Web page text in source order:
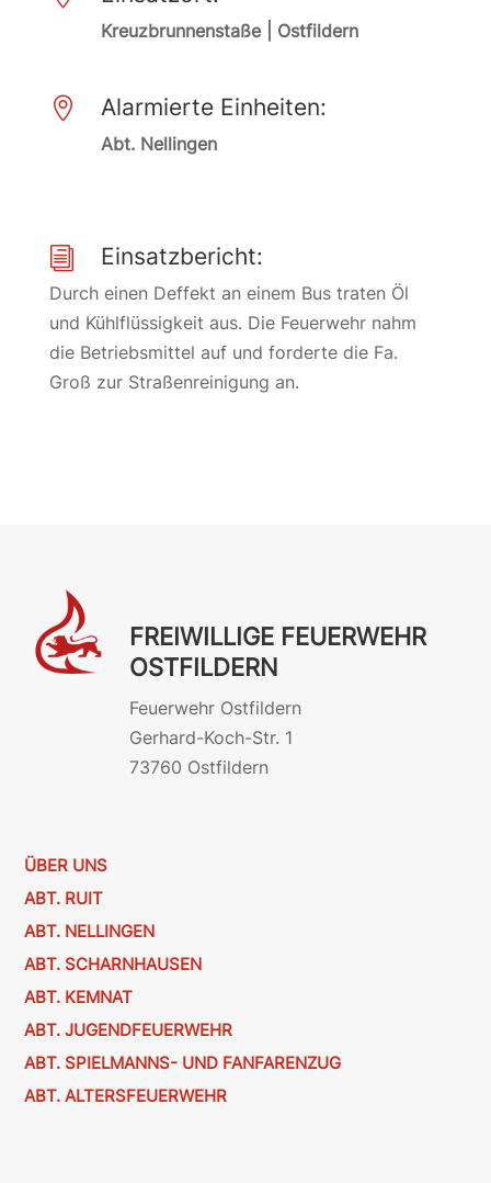
Kreuzbrunnenstaße | Ostfildern
 Alarmierte Einheiten:
Abt. Nellingen
i Einsatzbericht:
Durch einen Deffekt an einem Bus traten Öl
und Kühlflüssigkeit aus. Die Feuerwehr nahm
die Betriebsmittel auf und forderte die Fa.
Groß zur Straßenreinigung an.
FREIWILLIGE FEUERWEHR
OSTFILDERN
Feuerwehr Ostfildern
Gerhard-Koch-Str. 1
73760 Ostfildern
ÜBER UNS
ABT. RUIT
ABT. NELLINGEN
ABT. SCHARNHAUSEN
ABT. KEMNAT
ABT. JUGENDFEUERWEHR
ABT. SPIELMANNS- UND FANFARENZUG
ABT. ALTERSFEUERWEHR